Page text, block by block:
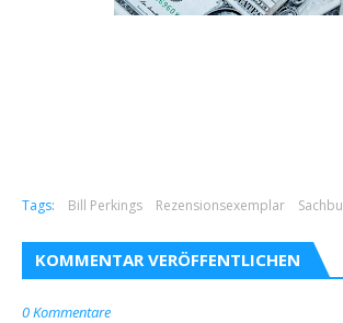
Tags: Bill Perkings Rezensionsexemplar
KOMMENTAR VERÖFFENTLICHEN
0 Kommentare